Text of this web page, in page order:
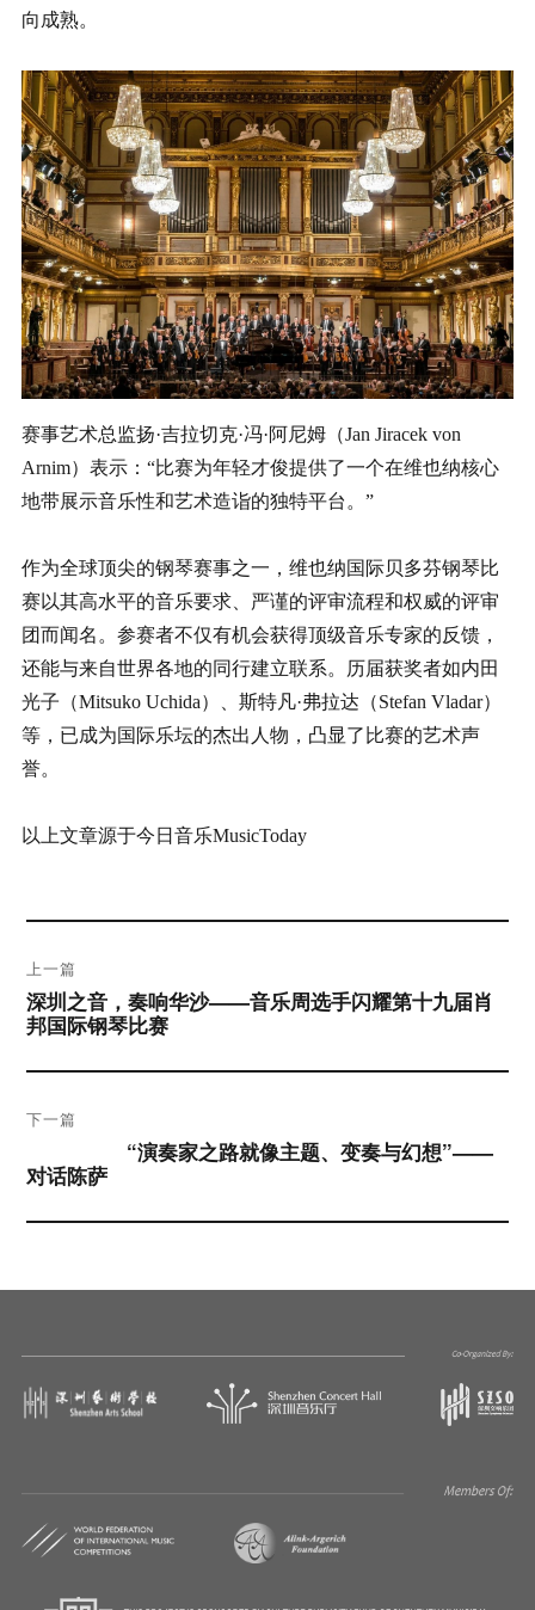
向成熟。
赛事艺术总监扬·吉拉切克·冯·阿尼姆（Jan Jiracek von
Arnim）表示：“比赛为年轻才俊提供了一个在维也纳核心
地带展示音乐性和艺术造诣的独特平台。”
作为全球顶尖的钢琴赛事之一，维也纳国际贝多芬钢琴比
赛以其高水平的音乐要求、严谨的评审流程和权威的评审
团而闻名。参赛者不仅有机会获得顶级音乐专家的反馈，
还能与来自世界各地的同行建立联系。历届获奖者如内田
光子（Mitsuko Uchida）、斯特凡·弗拉达（Stefan Vladar）
等，已成为国际乐坛的杰出人物，凸显了比赛的艺术声
誉。
以上文章源于今日音乐MusicToday
章
导
上一篇
深圳之音，奏响华沙——音乐周选手闪耀第十九届肖
邦国际钢琴比赛
下一篇
“演奏家之路就像主题、变奏与幻想”——
对话陈萨